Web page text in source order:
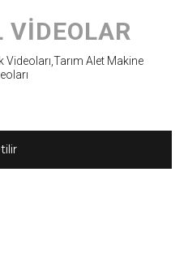
content
VIDEOLAR
Alet Makine